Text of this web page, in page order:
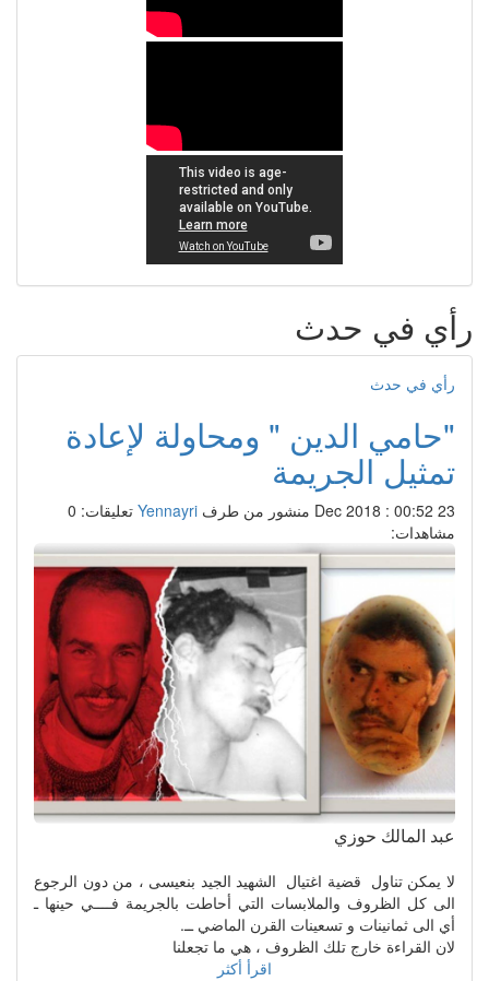
رأي في حدث
رأي في حدث
"حامي الدين " ومحاولة لإعادة
تمثيل الجريمة
23 Dec 2018 : 00:52 منشور من طرف Yennayri تعليقات: 0
مشاهدات:
عبد المالك حوزي
لا يمكن تناول قضية اغتيال الشهيد الجيد بنعيسى ، من دون الرجوع
الى كل الظروف والملابسات التي أحاطت بالجريمة فــــي حينها ـ
أي الى ثمانينات و تسعينات القرن الماضي ــ.
لان القراءة خارج تلك الظروف ، هي ما تجعلنا
اقرأ أكثر